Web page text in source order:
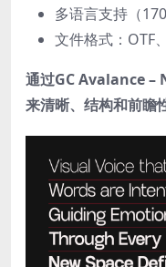
多语言支持（
文件格式：OTF
通过GC Avalance –
来清晰、结构和前瞻